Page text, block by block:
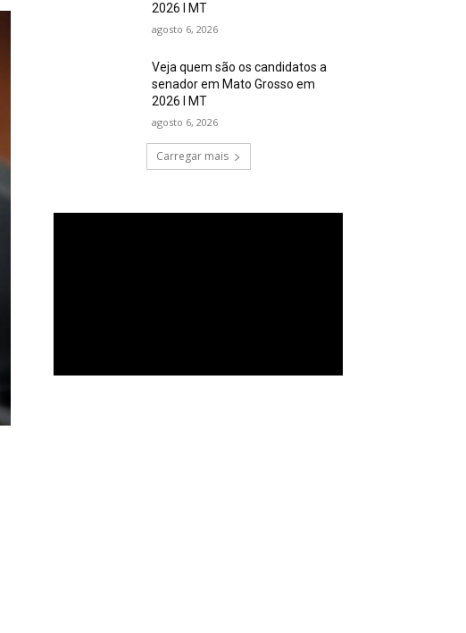
2026 I MT
agosto 6, 2026
Veja quem são os candidatos a
senador em Mato Grosso em
2026 I MT
agosto 6, 2026
Carregar mais